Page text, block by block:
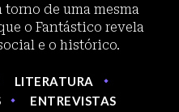
de uma mesma
o Fantástico revela
e o histórico.
LITERATURA
ENTREVISTAS